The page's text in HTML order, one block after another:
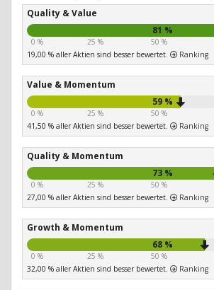
Quality & Value
81 %
0 % 25 % 50 %
19,00 % aller Aktien sind besser bewertet.
Ranking
Value & Momentum
59 %
0 % 25 % 50 %
41,50 % aller Aktien sind besser bewertet.
Ranking
Quality & Momentum
73 %
0 % 25 % 50 %
27,00 % aller Aktien sind besser bewertet.
Ranking
Growth & Momentum
68 %
0 % 25 % 50 %
32,00 % aller Aktien sind besser bewertet.
Ranking